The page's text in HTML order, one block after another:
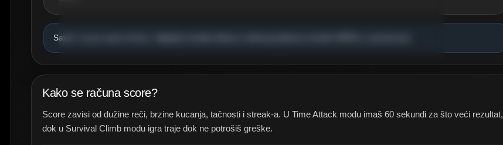
START
Savet: ne juri samo brzinu. Najbolji rezultat dolazi iz dobrog balansa između WPM-a i preciznosti.
Kako se računa score?
Score zavisi od dužine reči, brzine kucanja, tačnosti i streak-a. U Time Attack modu imaš 60 sekundi za što veći rezultat,
dok u Survival Climb modu igra traje dok ne potrošiš greške.